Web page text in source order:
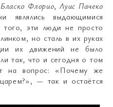
Бласко Флорио,Луис Пачеко
являлись выдающимися
того, эти люди не просто
но сталь в их руках
их движений не было
так, что и сегодня о том
на вопрос: «Почему же
— так и остаётся